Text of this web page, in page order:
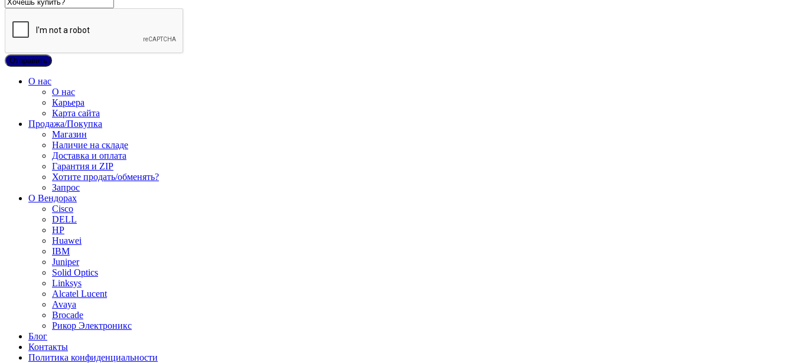
О нас
О нас
Карьера
Карта сайта
Продажа/Покупка
Магазин
Наличие на складе
Доставка и оплата
Гарантия и ZIP
Хотите продать/обменять?
Запрос
О Вендорах
Cisco
DELL
HP
Huawei
IBM
Juniper
Solid Optics
Linksys
Alcatel Lucent
Avaya
Brocade
Рикор Электроникс
Блог
Контакты
Политика конфиденциальности